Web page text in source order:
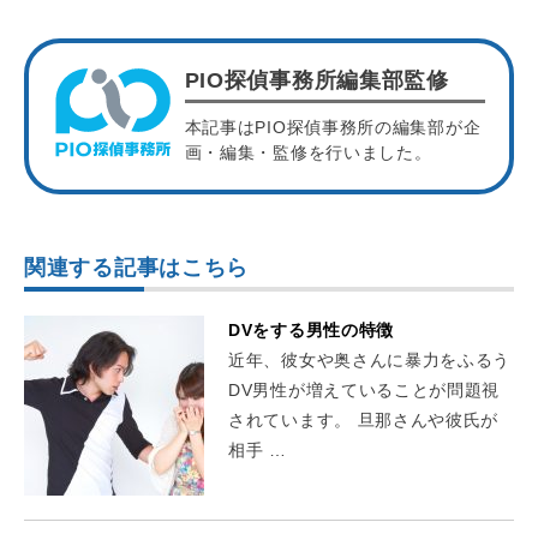
PIO探偵事務所編集部監修
本記事はPIO探偵事務所の編集部が企
画・編集・監修を行いました。
関連する記事はこちら
DVをする男性の特徴
近年、彼女や奥さんに暴力をふるう
DV男性が増えていることが問題視
されています。 旦那さんや彼氏が
相手 …